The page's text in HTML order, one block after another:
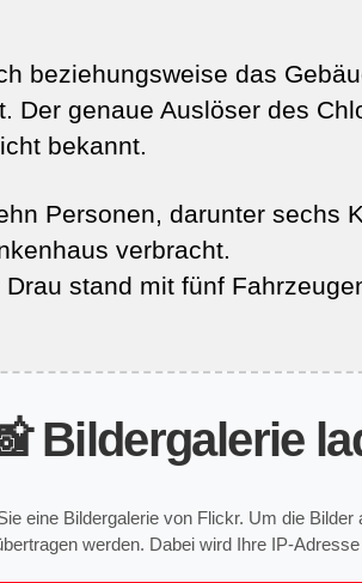
beziehungsweise das
Der genaue Auslöser des
bekannt.
Personen, darunter sechs
verbracht.
stand mit fünf
Bildergalerie
eine Bildergalerie von Flickr. Um die
werden. Dabei wird Ihre IP-